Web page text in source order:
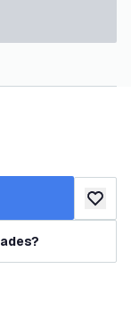
añadir